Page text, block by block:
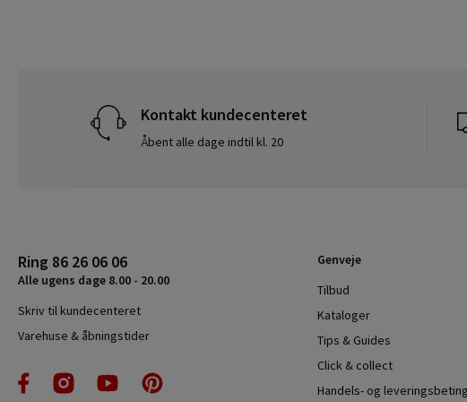
Kontakt kundecenteret
Åbent alle dage indtil kl. 20
Ring 86 26 06 06
Alle ugens dage 8.00 - 20.00
Skriv til kundecenteret
Varehuse & åbningstider
Genveje
Tilbud
Kataloger
Tips & Guides
Click & collect
Handels- og